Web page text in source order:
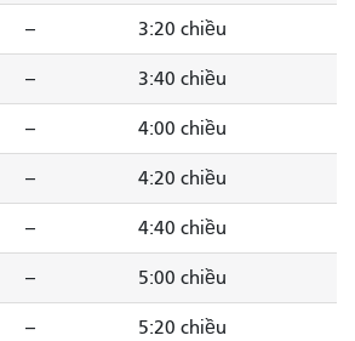
-- 3:20 chiều
-- 3:40 chiều
-- 4:00 chiều
-- 4:20 chiều
-- 4:40 chiều
-- 5:00 chiều
-- 5:20 chiều